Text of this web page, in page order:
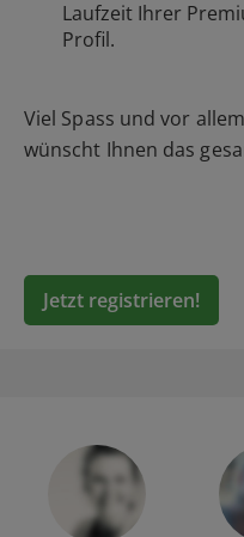
Laufzeit Ihrer
Profil.
Viel Spass und vor
wünscht Ihnen das
Jetzt registrieren!